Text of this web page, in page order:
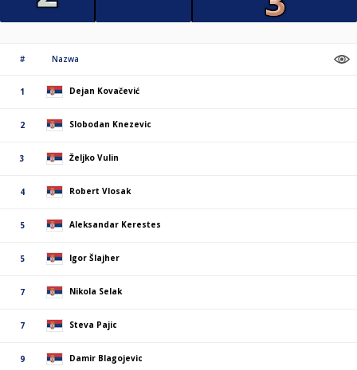
# Nazwa
1 Dejan Kovačević
2 Slobodan Knezevic
3 Željko Vulin
4 Robert Vlosak
5 Aleksandar Kerestes
5 Igor Šlajher
7 Nikola Selak
7 Steva Pajic
9 Damir Blagojevic